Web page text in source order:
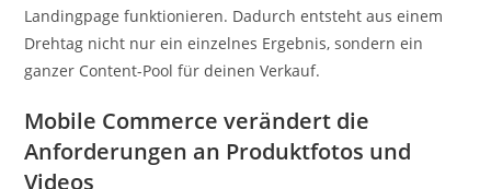
Landingpage funktionieren. Dadurch entsteht aus einem
Drehtag nicht nur ein einzelnes Ergebnis, sondern ein
ganzer Content-Pool für deinen Verkauf.
Mobile Commerce verändert die
Anforderungen an Produktfotos und
Videos